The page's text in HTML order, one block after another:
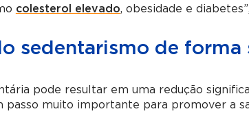
colesterol elevado, obesidade e
sedentarismo de forma
pode resultar em uma redução
passo muito importante para promover a